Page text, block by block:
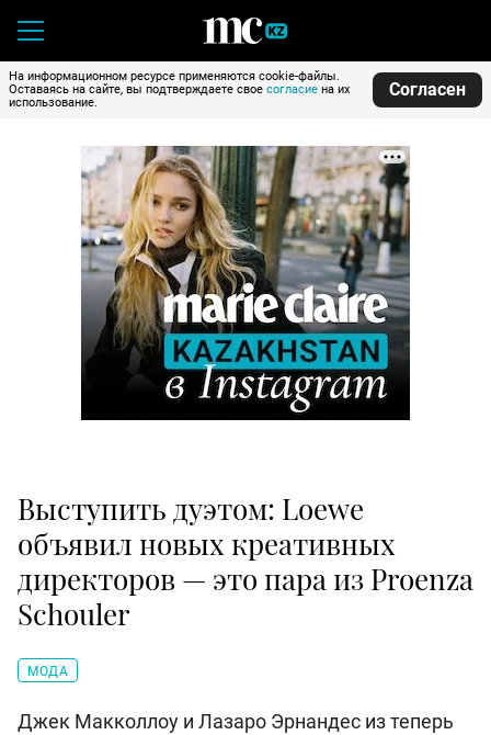
На информационном ресурсе применяются cookie-файлы.
Оставаясь на сайте, вы подтверждаете свое согласие на их
использование.
Согласен
Выступить дуэтом: Loewe
объявил новых креативных
директоров — это пара из Proenza
Schouler
МОДА
Джек Макколлоу и Лазаро Эрнандес из теперь